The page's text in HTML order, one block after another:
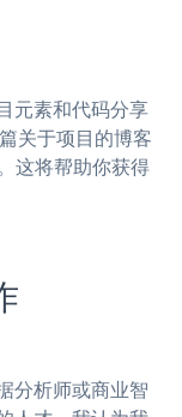
元素和代码分享
关于项目的博客
这将帮助你获得
分析师或商业智